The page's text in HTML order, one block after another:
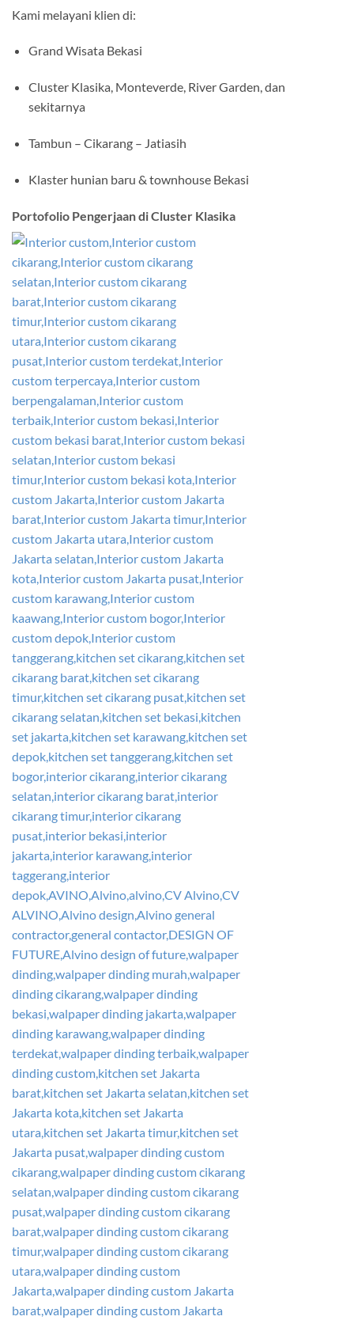
Kami melayani klien di:
Grand Wisata Bekasi
Cluster Klasika, Monteverde, River Garden, dan
sekitarnya
Tambun – Cikarang – Jatiasih
Klaster hunian baru & townhouse Bekasi
Portofolio Pengerjaan di Cluster Klasika